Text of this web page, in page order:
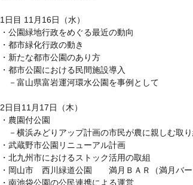
1日目 11月16日（水）
・公園緑地行政をめぐる最近の動向
・都市緑化行政の動き
・新たな都市公園のあり方
・都市公園における民間施設導入
－富山県富岩運河環水公園を事例として
2日目11月17日（木）
・農園付公園
－横浜みどりアップ計画の市民が農に親しむ取
・武蔵野市公園リニューアル計画
・北九州市におけるストック活用の取組
・岡山市　西川緑道公園　　満月ＢＡＲ（満月バー
・南池袋公園の公民連携による運営